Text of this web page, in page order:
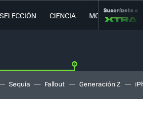
CIENCIA MOVILIDAD
Suscríbete a
Sequía Fallout Generación Z